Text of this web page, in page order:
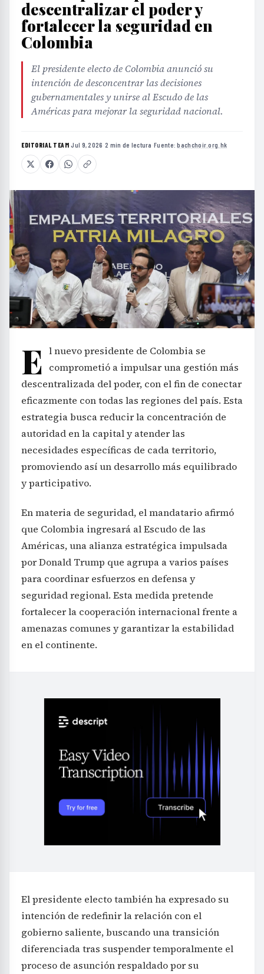
descentralizar el poder y
fortalecer la seguridad en
Colombia
El presidente electo de Colombia anunció su
intención de desconcentrar las decisiones
gubernamentales y unirse al Escudo de las
Américas para mejorar la seguridad nacional.
EDITORIAL TEAM·Jul 9, 2026 ·2 min de lectura ·Fuente:bachchoir.org.hk
E l nuevo presidente de Colombia se
comprometió a impulsar una gestión más
descentralizada del poder, con el fin de conectar
eficazmente con todas las regiones del país. Esta
estrategia busca reducir la concentración de
autoridad en la capital y atender las
necesidades específicas de cada territorio,
promoviendo así un desarrollo más equilibrado
y participativo.
En materia de seguridad, el mandatario afirmó
que Colombia ingresará al Escudo de las
Américas, una alianza estratégica impulsada
por Donald Trump que agrupa a varios países
para coordinar esfuerzos en defensa y
seguridad regional. Esta medida pretende
fortalecer la cooperación internacional frente a
amenazas comunes y garantizar la estabilidad
en el continente.
El presidente electo también ha expresado su
intención de redefinir la relación con el
gobierno saliente, buscando una transición
diferenciada tras suspender temporalmente el
proceso de asunción respaldado por su